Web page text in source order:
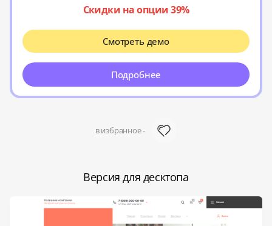
в избранное -
Скидки на опции 39%
Смотреть демо
Подробнее
Версия для десктопа